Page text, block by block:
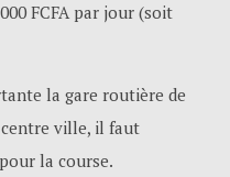
FCFA par jour (soit
la gare routière de
ville, il faut
la course.